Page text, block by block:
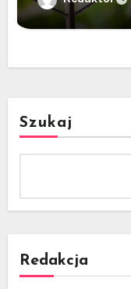
Szukaj
Redakcja